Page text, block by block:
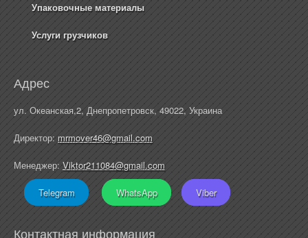
Упаковочные материалы
Услуги грузчиков
Адрес
ул. Океанская,2, Днепропетровск, 49022, Украина
Директор: mrmover46@gmail.com
Менеджер: Viktor211084@gmail.com
Telegram WhatsApp Viber
Контактная информация